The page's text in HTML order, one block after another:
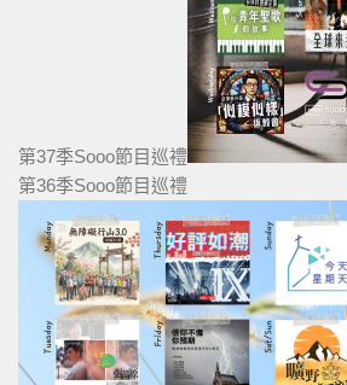
第37季Sooo節目巡禮
第36季Sooo節目巡禮